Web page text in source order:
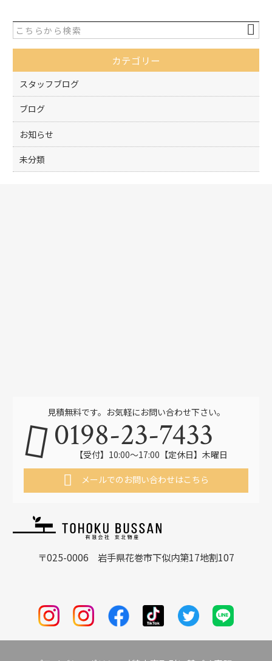
カテゴリー
スタッフブログ
ブログ
お知らせ
未分類
〒025-0006 岩手県花巻市下似内第17地割107
見積無料です。お気軽にお問い合わせ下さい。
0198-23-7433
【受付】10:00〜17:00【定休日】木曜日
メールでのお問い合わせはこちら